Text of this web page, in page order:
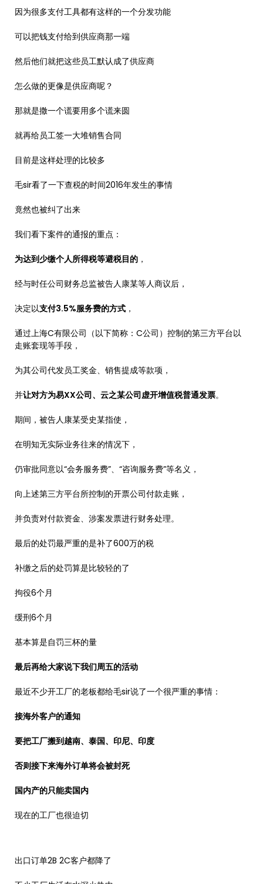
因为很多支付工具都有这样的一个分发功能
可以把钱支付给到供应商那一端
然后他们就把这些员工默认成了供应商
怎么做的更像是供应商呢？
那就是撒一个谎要用多个谎来圆
就再给员工签一大堆销售合同
目前是这样处理的比较多
毛sir看了一下查税的时间2016年发生的事情
竟然也被纠了出来
我们看下案件的通报的重点：
为达到少缴个人所得税等避税目的 ，
经与时任公司财务总监被告人康某等人商议后，
决定以支付3.5%服务费的方式 ，
通过上海C有限公司（以下简称：C公司）控制的第三方平台以
走账套现等手段，
为其公司代发员工奖金、销售提成等款项，
并让对方为易XX公司、云之某公司虚开增值税普通发票。
期间，被告人康某受史某指使，
在明知无实际业务往来的情况下，
仍审批同意以“会务服务费”、“咨询服务费”等名义，
向上述第三方平台所控制的开票公司付款走账，
并负责对付款资金、涉案发票进行财务处理。
最后的处罚最严重的是补了600万的税
补缴之后的处罚算是比较轻的了
拘役6个月
缓刑6个月
基本算是自罚三杯的量
最后再给大家说下我们周五的活动
最近不少开工厂的老板都给毛sir说了一个很严重的事情：
接海外客户的通知
要把工厂搬到越南、泰国、印尼、印度
否则接下来海外订单将会被封死
国内产的只能卖国内
现在的工厂也很迫切
出口订单2B 2C客户都降了